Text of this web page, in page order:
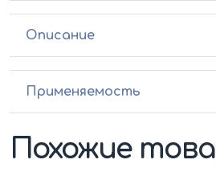
Описание
Применяемость
Похожие